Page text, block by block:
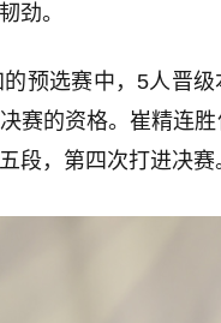
劲。
预选赛中，5人晋
赛的资格。崔精连
段，第四次打进决赛